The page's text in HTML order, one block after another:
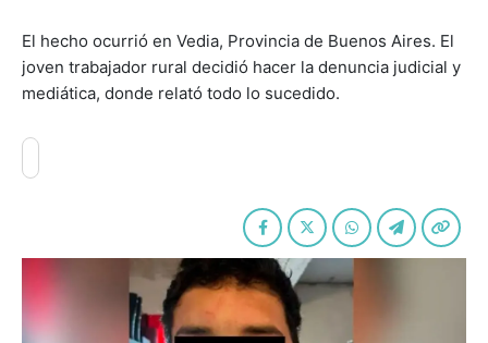
El hecho ocurrió en Vedia, Provincia de Buenos Aires. El
joven trabajador rural decidió hacer la denuncia judicial y
mediática, donde relató todo lo sucedido.